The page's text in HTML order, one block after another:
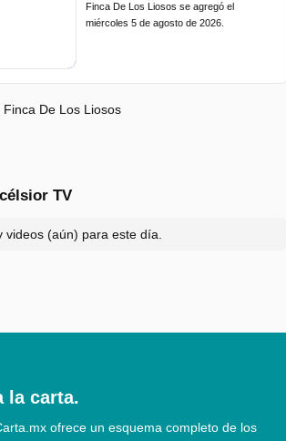
Finca De Los Liosos se agregó el
miércoles 5 de agosto de 2026.
Finca De Los Liosos
TV
videos (aún) para este día.
la carta.
ofrece un esquema completo de los